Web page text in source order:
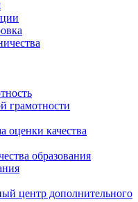
грамотности
оценки качества
образования
центр дополнительного